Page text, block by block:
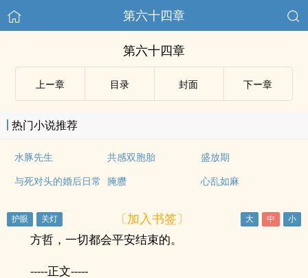
第六十四章
第六十四章
上ー章 目录 封面 下ー章
热门小说推荐
水豚先生 共感双胞胎
盛放期
与死对头的婚后日常
腌臜 心乱如麻
〔加入书签〕
方哲，一切都会平安结束的。
-----正文-----